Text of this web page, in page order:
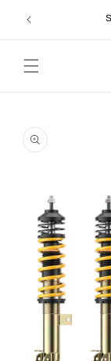
directamente
a la
información